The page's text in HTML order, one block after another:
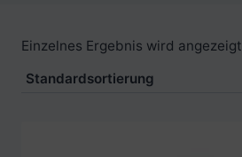
Einzelnes Ergebnis wird angezeigt